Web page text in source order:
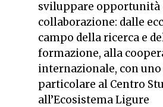
sviluppare opportunità
collaborazione: dalle
campo della ricerca e
formazione, alla
internazionale, con uno
particolare al Centro
all’Ecosistema Ligure